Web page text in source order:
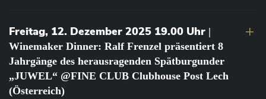
Freitag, 12. Dezember 2025 19.00 Uhr |
Winemaker Dinner: Ralf Frenzel präsentiert 8
Jahrgänge des herausragenden Spätburgunder
„JUWEL“ @FINE CLUB Clubhouse Post Lech
(Österreich)